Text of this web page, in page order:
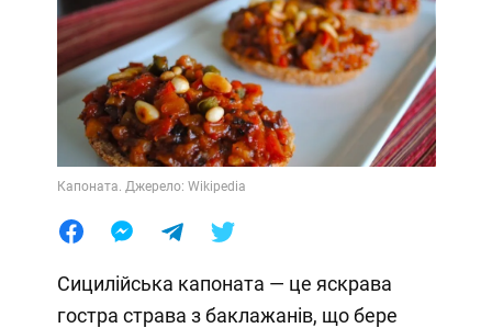
Життя
Лайфхаки
Капоната. Джерело: Wikipedia
Сицилійська капоната — це яскрава
гостра страва з баклажанів, що бере